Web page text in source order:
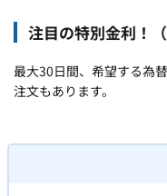
注目の特別金利！
最大30日間、希望する為
注文もあります。